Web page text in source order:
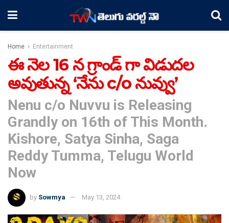
Home Entertainment
ఈ నెల 16 న గ్రాండ్ గా విడుదల
అవుతున్న ‘నేను c/o నువ్వు’
Nenu c/o Nuvvu is Releasing
Grandly on 16th of This Month.
Kishore, Satya Sinha, Saga
Reddy Tumma, Telugu World
Now
by Sowmya May 13, 2024